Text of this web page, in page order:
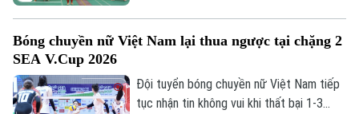
Đánh giá
Di tích
Dinh dưỡng
Tư vấn sức khỏe
Thể thao
Bóng đá
Quần vợt
Giải trí
Tin tức
Đã phát sóng
cho ngày hội võ thuật lớn của Thủ đô.
Bóng chuyền nữ Việt Nam lại thua ngược tại chặng 2
SEA V.Cup 2026
Đội tuyển bóng chuyền nữ Việt Nam tiếp
tục nhận tin không vui khi thất bại 1-3